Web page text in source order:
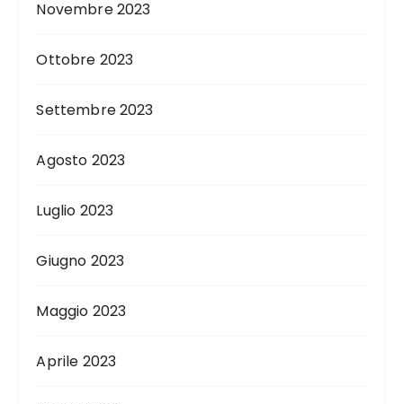
Novembre 2023
Ottobre 2023
Settembre 2023
Agosto 2023
Luglio 2023
Giugno 2023
Maggio 2023
Aprile 2023